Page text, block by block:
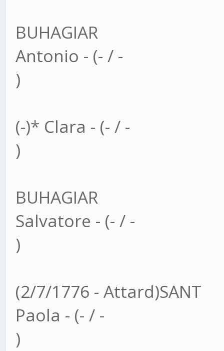
BUHAGIAR
Antonio - (- / -
)
(-)* Clara - (- / -
)
BUHAGIAR
Salvatore - (- / -
)
(2/7/1776 - Attard)SANT
Paola - (- / -
)